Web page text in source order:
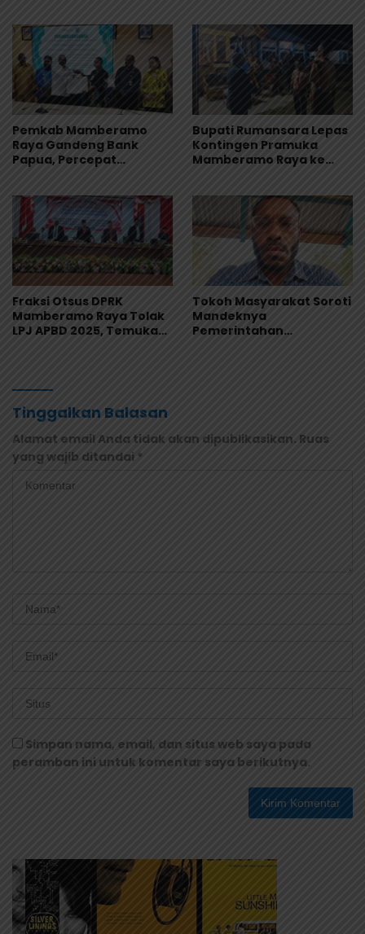
Pemkab Mamberamo
Raya Gandeng Bank
Papua, Percepat
Bupati Rumansara Lepas
Kontingen Pramuka
Mamberamo Raya ke
Fraksi Otsus DPRK
Mamberamo Raya Tolak
LPJ APBD 2025, Temukan
Tokoh Masyarakat Soroti
Mandeknya
Pemerintahan
Tinggalkan Balasan
Alamat email Anda tidak akan dipublikasikan. Ruas
yang wajib ditandai *
Simpan nama, email, dan situs web saya pada
peramban ini untuk komentar saya berikutnya.